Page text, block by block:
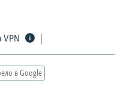
VPN
в Google